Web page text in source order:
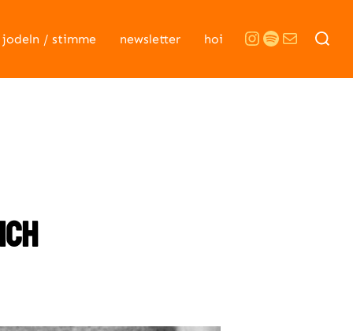
jodeln / stimme newsletter hoi Instagram
Spotify
E-MailSuchen